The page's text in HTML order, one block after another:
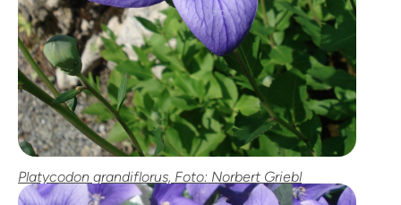
Platycodon grandiflorus, Foto: Norbert Griebl